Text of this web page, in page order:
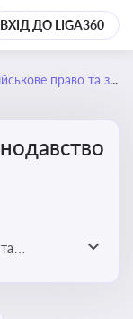
ВХІД ДО LIGA360
право та законодавство